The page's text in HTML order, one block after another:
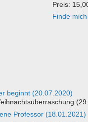
Preis:
Finde
beginnt (20.07.2020)
Professor (18.01.2021)